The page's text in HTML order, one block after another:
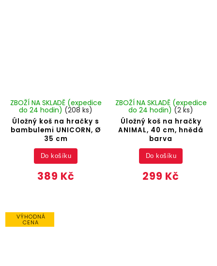
Úložný koš na hračky s
bambulemi UNICORN, Ø
35 cm
ZBOŽÍ NA SKLADĚ (expedice
do 24 hodin) (208 ks)
389 Kč
Do košíku
Úložný koš na hračky
ANIMAL, 40 cm, hnědá
barva
ZBOŽÍ NA SKLADĚ (expedice
do 24 hodin) (2 ks)
299 Kč
Do košíku
VÝHODNÁ
CENA